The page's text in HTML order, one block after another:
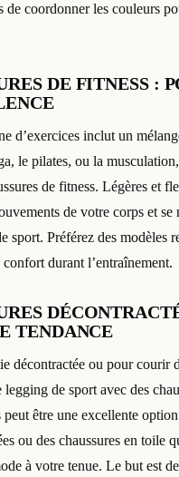
de coordonner les couleurs
DE FITNESS :
d’exercices inclut un
le pilates, ou la
de fitness. Légères et
de votre corps et se
sport. Préférez des modèles
durant l’entraînement.
TENDANCE
décontractée ou pour courir
legging de sport avec des
peut être une excellente
ou des chaussures en toile
à votre tenue. Le but est